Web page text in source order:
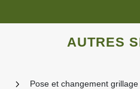
AUTRES
Pose et changement